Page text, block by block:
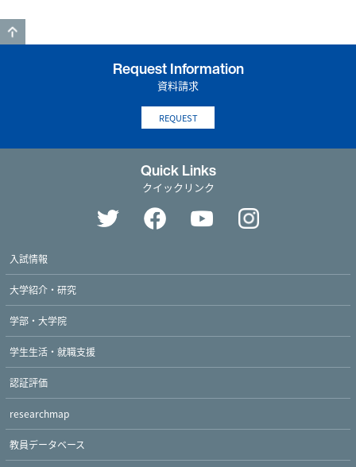
Request Information
資料請求
REQUEST
Quick Links
クイックリンク
入試情報
大学紹介・研究
学部・大学院
学生生活・就職支援
認証評価
researchmap
教員データベース